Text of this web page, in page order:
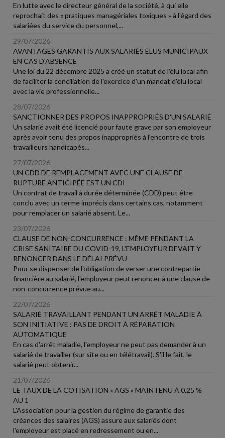
En lutte avec le directeur général de la société, à qui elle
reprochait des « pratiques managériales toxiques » à l'égard des
salariées du service du personnel,...
29/07/2026
AVANTAGES GARANTIS AUX SALARIÉS ÉLUS MUNICIPAUX
EN CAS D'ABSENCE
Une loi du 22 décembre 2025 a créé un statut de l'élu local afin
de faciliter la conciliation de l'exercice d'un mandat d'élu local
avec la vie professionnelle...
28/07/2026
SANCTIONNER DES PROPOS INAPPROPRIÉS D'UN SALARIÉ
Un salarié avait été licencié pour faute grave par son employeur
après avoir tenu des propos inappropriés à l'encontre de trois
travailleurs handicapés...
27/07/2026
UN CDD DE REMPLACEMENT AVEC UNE CLAUSE DE
RUPTURE ANTICIPÉE EST UN CDI
Un contrat de travail à durée déterminée (CDD) peut être
conclu avec un terme imprécis dans certains cas, notamment
pour remplacer un salarié absent. Le...
23/07/2026
CLAUSE DE NON-CONCURRENCE : MÊME PENDANT LA
CRISE SANITAIRE DU COVID-19, L'EMPLOYEUR DEVAIT Y
RENONCER DANS LE DÉLAI PRÉVU
Pour se dispenser de l'obligation de verser une contrepartie
financière au salarié, l'employeur peut renoncer à une clause de
non-concurrence prévue au...
22/07/2026
SALARIÉ TRAVAILLANT PENDANT UN ARRÊT MALADIE À
SON INITIATIVE : PAS DE DROIT À RÉPARATION
AUTOMATIQUE
En cas d'arrêt maladie, l'employeur ne peut pas demander à un
salarié de travailler (sur site ou en télétravail). S'il le fait, le
salarié peut obtenir...
21/07/2026
LE TAUX DE LA COTISATION « AGS » MAINTENU À 0,25 %
AU 1
L'Association pour la gestion du régime de garantie des
créances des salaires (AGS) assure aux salariés dont
l'employeur est placé en redressement ou en...